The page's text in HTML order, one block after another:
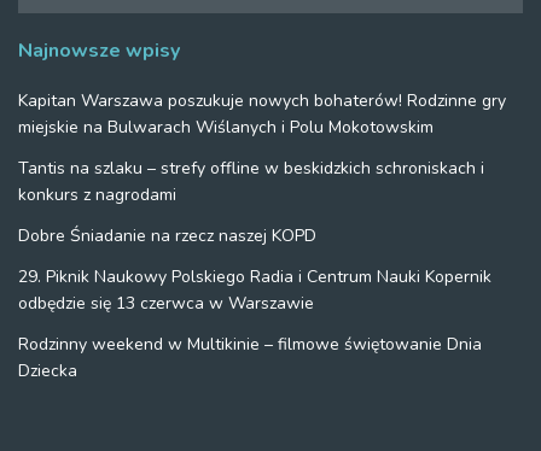
Najnowsze wpisy
Kapitan Warszawa poszukuje nowych bohaterów! Rodzinne gry
miejskie na Bulwarach Wiślanych i Polu Mokotowskim
Tantis na szlaku – strefy offline w beskidzkich schroniskach i
konkurs z nagrodami
Dobre Śniadanie na rzecz naszej KOPD
29. Piknik Naukowy Polskiego Radia i Centrum Nauki Kopernik
odbędzie się 13 czerwca w Warszawie
Rodzinny weekend w Multikinie – filmowe świętowanie Dnia
Dziecka